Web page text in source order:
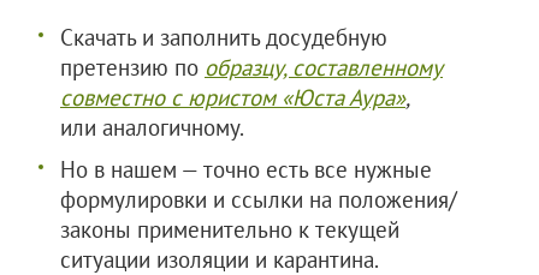
Скачать и заполнить досудебную
претензию по образцу, составленному
совместно с юристом «Юста Аура»,
или аналогичному.
Но в нашем — точно есть все нужные
формулировки и ссылки на положения/
законы применительно к текущей
ситуации изоляции и карантина.